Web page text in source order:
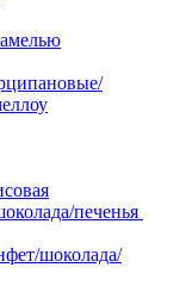
печенья
шоколада/